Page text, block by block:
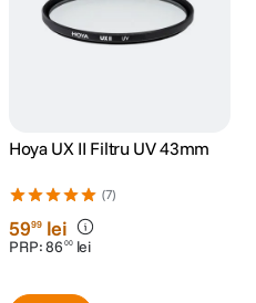
card memorie
9. dji osmo
10 . insta 360
Hoya UX II Filtru UV 43mm
(7)
5999 lei
PRP:86 00 lei